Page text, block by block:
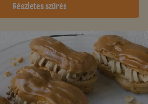
Részletes szűrés